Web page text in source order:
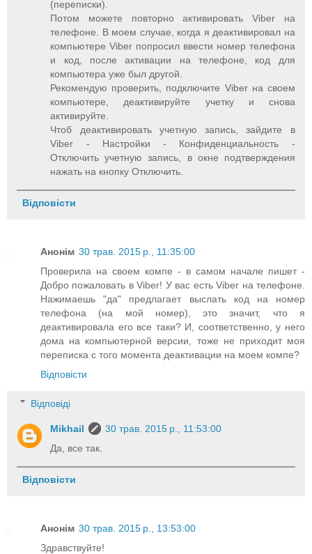
(переписки).
Потом можете повторно активировать Viber на
телефоне. В моем случае, когда я деактивировал на
компьютере Viber попросил ввести номер телефона
и код, после активации на телефоне, код для
компьютера уже был другой.
Рекомендую проверить, подключите Viber на своем
компьютере, деактивируйте учетку и снова
активируйте.
Чтоб деактивировать учетную запись, зайдите в
Viber - Настройки - Конфиденциальность -
Отключить учетную запись, в окне подтверждения
нажать на кнопку Отключить.
Відповісти
Анонім 30 трав. 2015 р., 11:35:00
Проверила на своем компе - в самом начале пишет -
Добро пожаловать в Viber! У вас есть Viber на телефоне.
Нажимаешь "да" предлагает выслать код на номер
телефона (на мой номер), это значит, что я
деактивировала его все таки? И, соответственно, у него
дома на компьютерной версии, тоже не приходит моя
переписка с того момента деактивации на моем компе?
Відповісти
Відповіді
Mikhail
30 трав. 2015 р., 11:53:00
Да, все так.
Відповісти
Анонім 30 трав. 2015 р., 13:53:00
Здравствуйте!